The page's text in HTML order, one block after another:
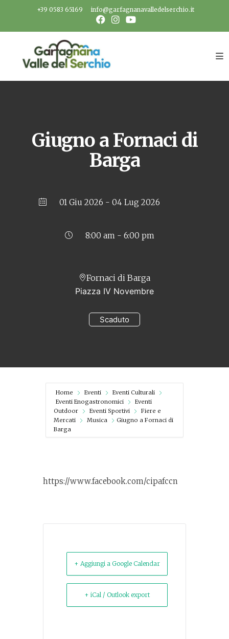
+39 0583 65169 info@garfagnanavalledelserchio.it
Giugno a Fornaci di
Barga
01 Giu 2026 - 04 Lug 2026
Scaduto
8:00 am - 6:00 pm
Fornaci di Barga
Piazza IV Novembre
Home Eventi
Eventi Culturali
Eventi Enogastronomici
Eventi
Outdoor
Eventi Sportivi
Fiere e
Mercati
Musica
Giugno a Fornaci di
Barga
https://www.facebook.com/cipafccn
+ Aggiungi a Google Calendar
+ iCal / Outlook export